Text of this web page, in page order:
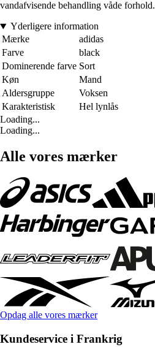
vandafvisende behandling våde forhold.
Yderligere information
Mærke
adidas
Farve
black
Dominerende farve Sort
Køn
Mand
Aldersgruppe
Voksen
Karakteristisk
Hel lynlås
Loading...
Loading...
Alle vores mærker
Opdag alle vores mærker
Kundeservice i Frankrig